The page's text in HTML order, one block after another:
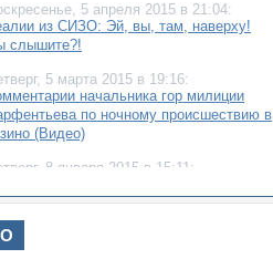
5 апреля 2015 в 21:04:
из СИЗО: Эй, вы, там, наверху!
слышите?!
5 марта 2015 в 19:16:
начальника гор милиции
по ночному происшествию в
(Видео)
8 января 2015 в 15:11:
Штекель: Как я прогулялся в